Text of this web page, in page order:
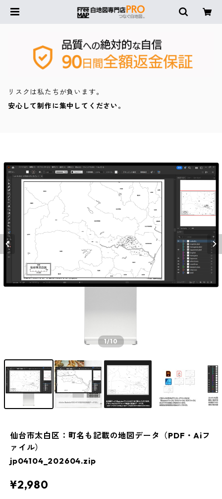
リスクは私たちが負います。
安心して制作に集中してください。
1/10
仙台市太白区：町名も記載の地図データ（PDF・Aiフ
ァイル）
jp04104_202604.zip
¥2,980